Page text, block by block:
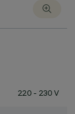
220 - 230 V